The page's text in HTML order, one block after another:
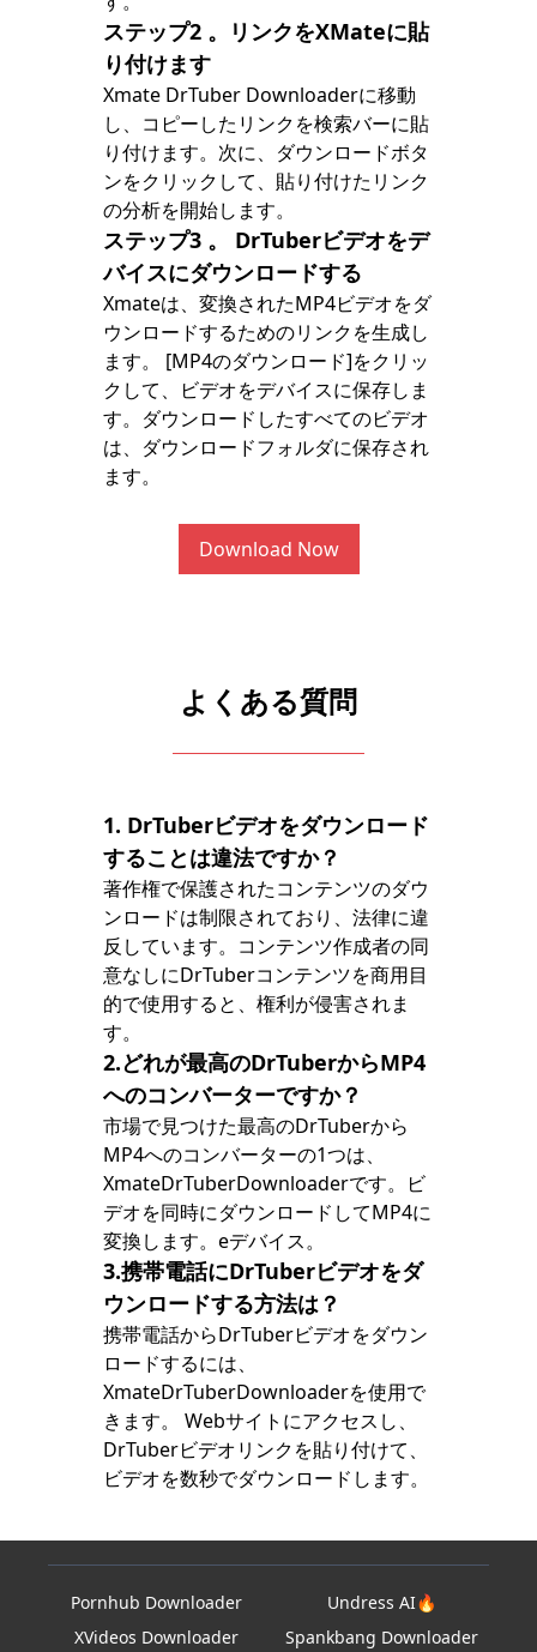
ステップ2 。リンクをXMateに貼
り付けます
Xmate DrTuber Downloaderに移動
し、コピーしたリンクを検索バーに貼
り付けます。次に、ダウンロードボタ
ンをクリックして、貼り付けたリンク
の分析を開始します。
ステップ3 。 DrTuberビデオをデ
バイスにダウンロードする
Xmateは、変換されたMP4ビデオをダ
ウンロードするためのリンクを生成し
ます。 [MP4のダウンロード]をクリッ
クして、ビデオをデバイスに保存しま
す。ダウンロードしたすべてのビデオ
は、ダウンロードフォルダに保存され
ます。
Download Now
よくある質問
1. DrTuberビデオをダウンロード
することは違法ですか？
著作権で保護されたコンテンツのダウ
ンロードは制限されており、法律に違
反しています。コンテンツ作成者の同
意なしにDrTuberコンテンツを商用目
的で使用すると、権利が侵害されま
す。
2.どれが最高のDrTuberからMP4
へのコンバーターですか？
市場で見つけた最高のDrTuberから
MP4へのコンバーターの1つは、
XmateDrTuberDownloaderです。ビ
デオを同時にダウンロードしてMP4に
変換します。eデバイス。
3.携帯電話にDrTuberビデオをダ
ウンロードする方法は？
携帯電話からDrTuberビデオをダウン
ロードするには、
XmateDrTuberDownloaderを使用で
きます。 Webサイトにアクセスし、
DrTuberビデオリンクを貼り付けて、
ビデオを数秒でダウンロードします。
Pornhub Downloader
Undress AI🔥
XVideos Downloader
Spankbang Downloader